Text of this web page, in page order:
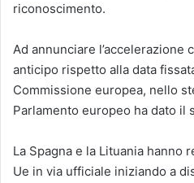
riconoscimento.
Ad annunciare l’accelerazione
anticipo rispetto alla data
Commissione europea, nello
Parlamento europeo ha dato il
La Spagna e la Lituania hanno
Ue in via ufficiale iniziando a